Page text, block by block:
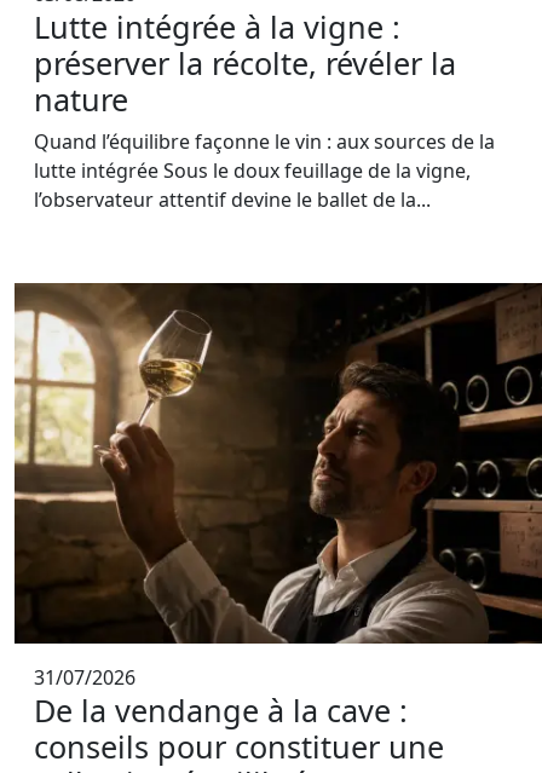
Lutte intégrée à la vigne :
préserver la récolte, révéler la
nature
Quand l’équilibre façonne le vin : aux sources de la
lutte intégrée Sous le doux feuillage de la vigne,
l’observateur attentif devine le ballet de la...
31/07/2026
De la vendange à la cave :
conseils pour constituer une